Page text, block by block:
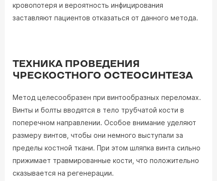
кровопотеря и вероятность инфицирования
заставляют пациентов отказаться от данного метода.
ТЕХНИКА ПРОВЕДЕНИЯ
ЧРЕСКОСТНОГО ОСТЕОСИНТЕЗА
Метод целесообразен при винтообразных переломах.
Винты и болты вводятся в тело трубчатой кости в
поперечном направлении. Особое внимание уделяют
размеру винтов, чтобы они немного выступали за
пределы костной ткани. При этом шляпка винта сильно
прижимает травмированные кости, что положительно
сказывается на регенерации.